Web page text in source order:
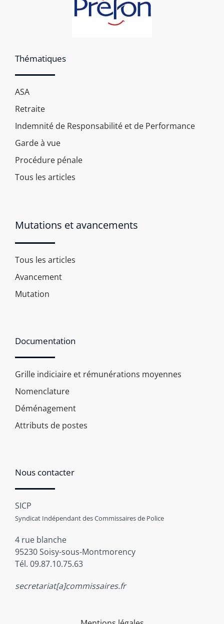
Thématiques
ASA
Retraite
Indemnité de Responsabilité et de Performance
Garde à vue
Procédure pénale
Tous les articles
Mutations et avancements
Tous les articles
Avancement
Mutation
Documentation
Grille indiciaire et rémunérations moyennes
Nomenclature
Déménagement
Attributs de postes
Nous contacter
SICP
Syndicat Indépendant des Commissaires de Police
4 rue blanche
95230 Soisy-sous-Montmorency
Tél. 09.87.10.75.63
secretariat[a]commissaires.fr